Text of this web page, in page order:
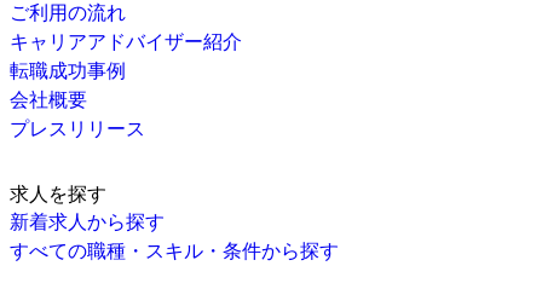
ご利用の流れ
キャリアアドバイザー紹介
転職成功事例
会社概要
プレスリリース
求人を探す
新着求人から探す
すべての職種・スキル・条件から探す